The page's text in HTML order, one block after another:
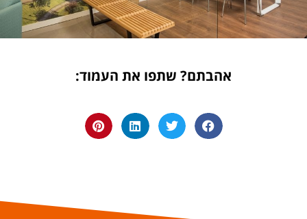
אהבתם? שתפו את העמוד: